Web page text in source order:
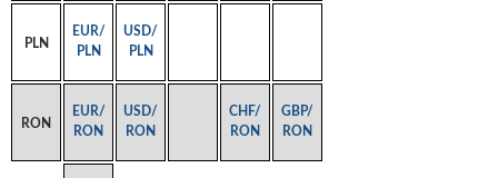
PLN
EUR/
PLN
USD/
PLN
RON
EUR/
RON
USD/
RON
CHF/
RON
GBP/
RON